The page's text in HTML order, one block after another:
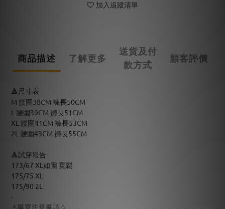
加入追蹤清單
商品描述 了解更多
送貨及付
款方式
顧客評價
🔺尺寸表
M 腰圍38CM 褲長50CM
L 腰圍39CM 褲長51CM
XL 腰圍41CM 褲長53CM
2L 腰圍43CM 褲長55CM
🔺試穿報告
173/67 XL如圖 寬鬆
175/75 XL
175/90 2L
-
⚠️購買注意事項⚠️